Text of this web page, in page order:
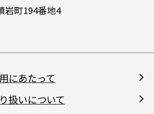
岩町194番地4
にあたって
扱いについて